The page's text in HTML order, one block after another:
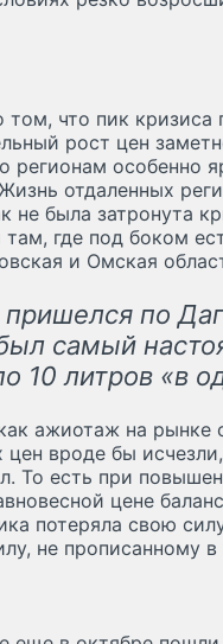
что пик
рост цен
регионам особенно
отдаленных
не была затронута
где под боком
и Омская
по
самый
10 литров «в
ажиотаж на рынке
вроде бы
То есть при
цене
потеряла свою
не прописанному в